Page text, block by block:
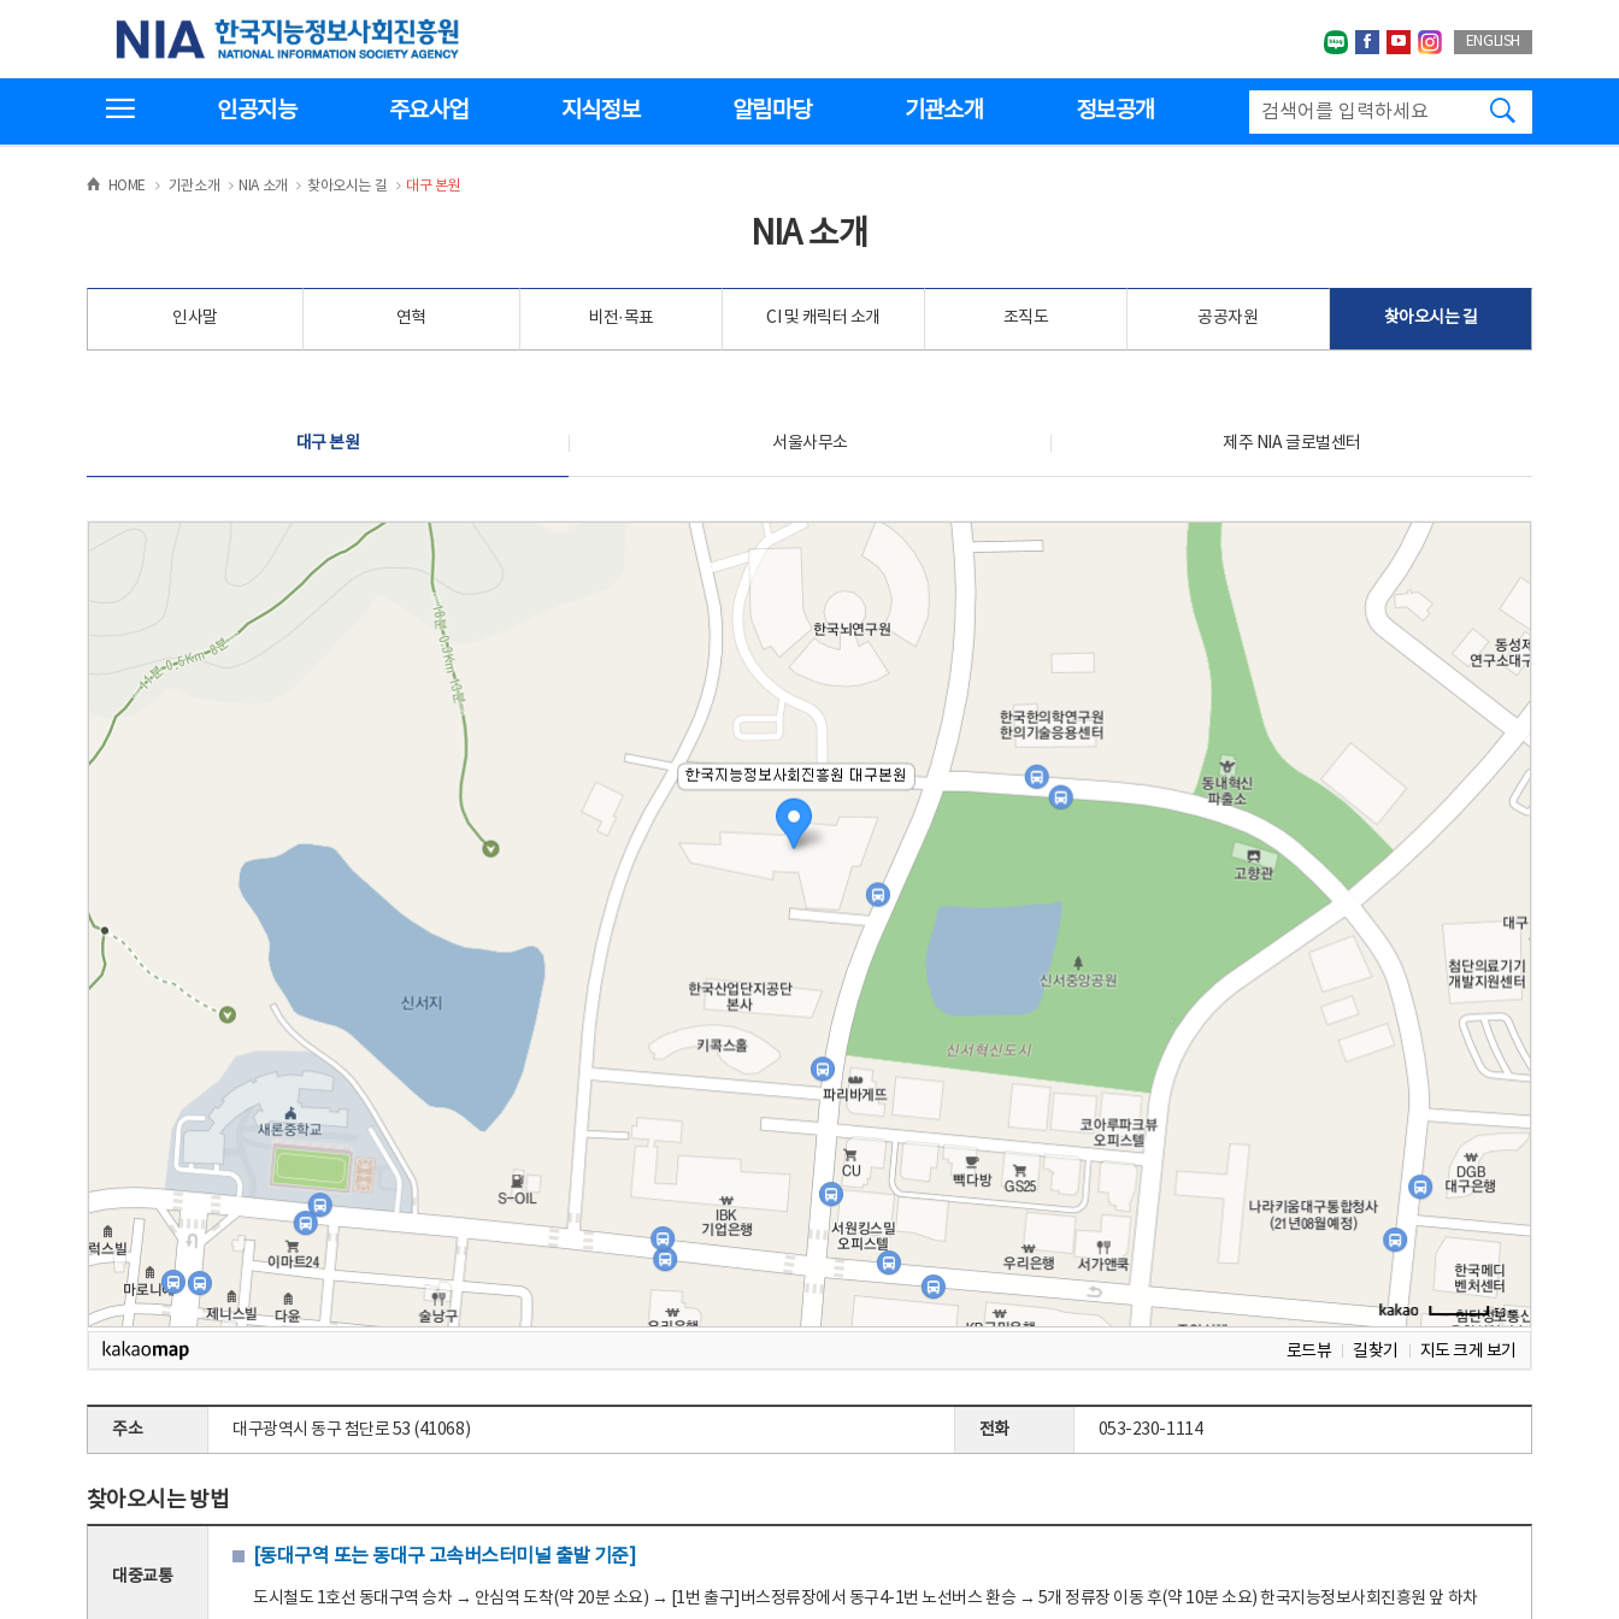
기
한국지능정보사회진흥원
네이버블로그
페이스북
유투브인스타그랩
ENGLISH
인공지능 주요사업 지식정보 알림마당 기관소개 정보공개
HOME >
기관소개 >NIA 소개 >
찾아오시는 길 >
대구 본원
NIA 소개
인사말 연혁 비전·목표 CI 및 캐릭터 소개 조직도 공공자원 찾아오시는 길
대구 본원 서울사무소 제주 NIA 글로벌센터
로드뷰 길찾기 지도 크게 보기
주소 대구광역시 동구 첨단로 53 (41068) 전화 053-230-1114
찾아오시는 방법
대중교통
[동대구역 또는 동대구 고속버스터미널 출발 기준]
도시철도 1호선 동대구역 승차 → 안심역 도착(약 20분 소요) → [1번 출구]버스정류장에서 동구4-1번 노선버스 환승 → 5개 정류장 이동 후(약 10분 소요) 한국지능정보사회진흥원 앞 하차